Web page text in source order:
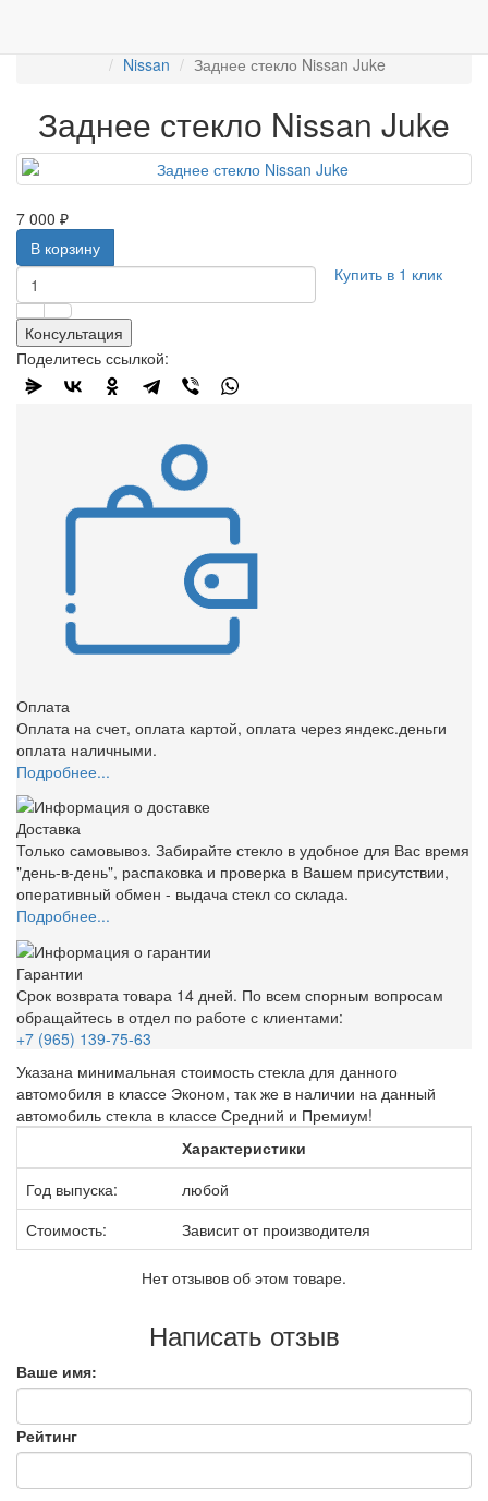
Nissan
Заднее стекло Nissan Juke
Заднее стекло Nissan Juke
7 000 ₽
В корзину
Купить в 1 клик
Консультация
Поделитесь ссылкой:
Оплата
Оплата на счет, оплата картой, оплата через яндекс.деньги
оплата наличными.
Подробнее...
Доставка
Только самовывоз. Забирайте стекло в удобное для Вас время
"день-в-день", распаковка и проверка в Вашем присутствии,
оперативный обмен - выдача стекл со склада.
Подробнее...
Гарантии
Срок возврата товара 14 дней. По всем спорным вопросам
обращайтесь в отдел по работе с клиентами:
+7 (965) 139-75-63
Указана минимальная стоимость стекла для данного
автомобиля в классе Эконом, так же в наличии на данный
автомобиль стекла в классе Средний и Премиум!
Характеристики
Год выпуска:
любой
Стоимость:
Зависит от производителя
Нет отзывов об этом товаре.
Написать отзыв
Ваше имя:
Рейтинг